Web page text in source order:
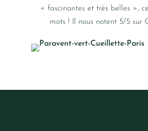
« fascinantes et très belles »,
mots ! Il nous notent 5/5 sur